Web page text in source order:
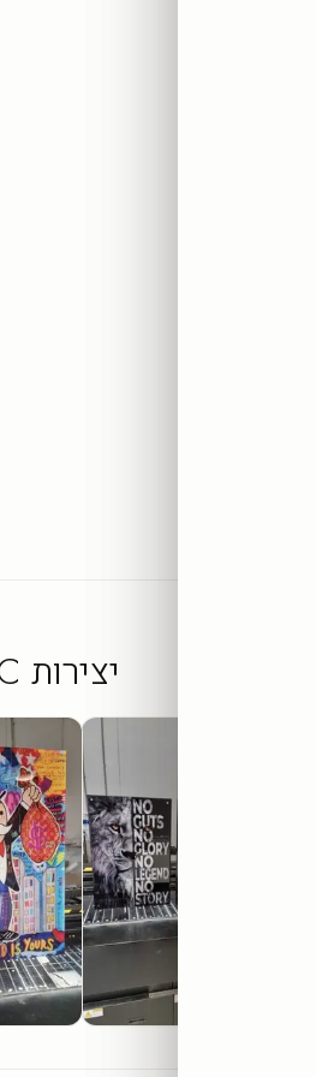
יצירות SRC בבתים בכל הארץ